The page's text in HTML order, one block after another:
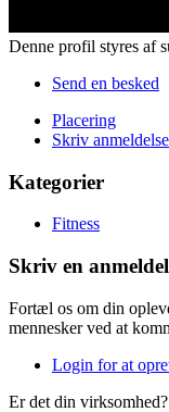
Denne profil styres af
Send en besked
Placering
Skriv anmeldelse
Kategorier
Fitness
Skriv en
Fortæl os om din
mennesker ved at
Login for at
Er det din virksomhed?